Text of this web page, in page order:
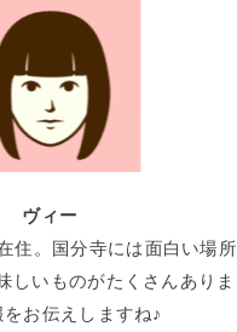
ヴィー
住。国分寺には面白い場所
しいものがたくさんありま
お伝えしますね♪